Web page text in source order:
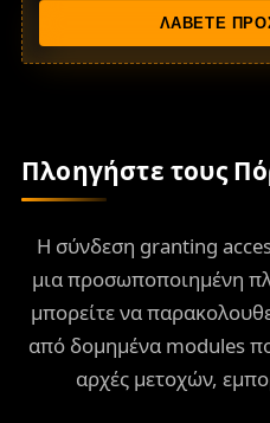
t
a
+
ΛΑΒΕΤΕ
Πλοηγήστε τους
Η σύνδεση granting
μια προσωποποιημένη
μπορείτε να
από δομημένα modules
αρχές μετοχών,